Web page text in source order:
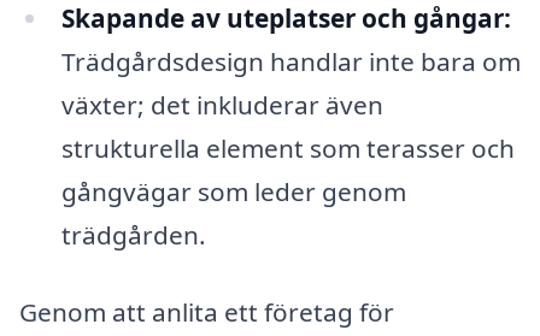
Skapande av uteplatser och gångar:
Trädgårdsdesign handlar inte bara om
växter; det inkluderar även
strukturella element som terasser och
gångvägar som leder genom
trädgården.
Genom att anlita ett företag för